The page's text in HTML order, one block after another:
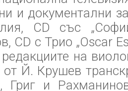
и документални
CD със
CD с Трио „Oscar
на
от Й. Крушев
Григ и